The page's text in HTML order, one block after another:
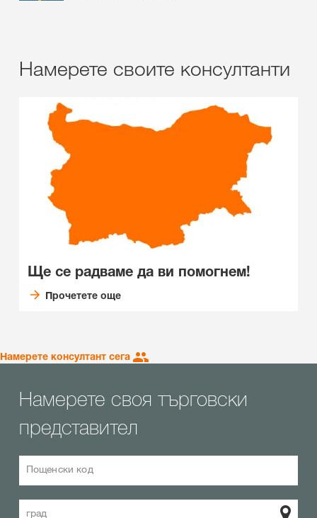
Намерете своите консултанти
Ще се радваме да ви помогнем!
Прочетете още
Намерете консултант сега
Намерете своя търговски
представител
Пощенски код
град